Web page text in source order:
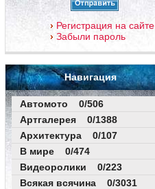
Регистрация на сайте
Забыли пароль
Навигация
Автомото 0/506
Артгалерея 0/1388
Архитектура 0/107
В мире 0/474
Видеоролики 0/223
Всякая всячина 0/3031